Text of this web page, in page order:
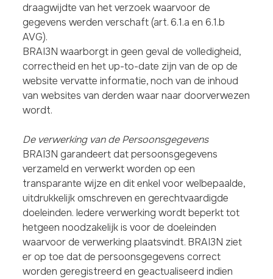
draagwijdte van het verzoek waarvoor de
gegevens werden verschaft (art. 6.1.a en 6.1.b
AVG).
BRAI3N waarborgt in geen geval de volledigheid,
correctheid en het up-to-date zijn van de op de
website vervatte informatie, noch van de inhoud
van websites van derden waar naar doorverwezen
wordt.
De verwerking van de Persoonsgegevens
BRAI3N garandeert dat persoonsgegevens
verzameld en verwerkt worden op een
transparante wijze en dit enkel voor welbepaalde,
uitdrukkelijk omschreven en gerechtvaardigde
doeleinden. Iedere verwerking wordt beperkt tot
hetgeen noodzakelijk is voor de doeleinden
waarvoor de verwerking plaatsvindt. BRAI3N ziet
er op toe dat de persoonsgegevens correct
worden geregistreerd en geactualiseerd indien